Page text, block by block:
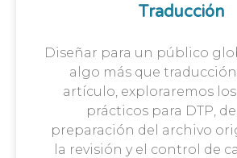
Traducción
Diseñar para un público
algo más que
artículo, exploraremos
prácticos para DTP,
preparación del archivo
la revisión y el control de